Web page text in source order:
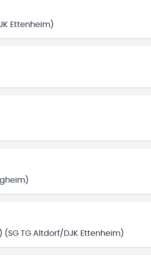
Ettenheim)
TG Altdorf/DJK Ettenheim)